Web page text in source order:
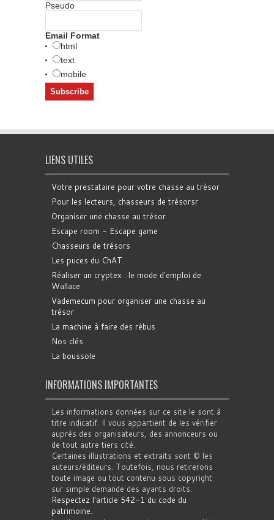
Pseudo
Email Format
html
text
mobile
LIENS UTILES
Votre prestataire pour votre chasse au trésor
Pour les lecteurs, chasseurs de trésorsr
Organiser une chasse au trésor
Escape room - Escape game
Chasseurs de trésors
Les puces du ChAT
Réaliser un cryptex : le mode d'emploi de
Wallace
Vademecum pour organiser une chasse au
trésor
La machine à faire des rébus
Nos clés
La boussole
INFORMATIONS IMPORTANTES
Les informations données sur ce site le sont à
titre indicatif. Il vous appartient de les vérifier
auprès des organisateurs, des annonceurs ou
de tout autre tiers cité.
Certaines illustrations et extraits sont © les
auteurs/éditeurs. Toutefois, nous retirerons
toute image ou tout contenu sous copyright
sur simple demande des ayants droits.
Respectez l'article 542-1 du code du
patrimoine.